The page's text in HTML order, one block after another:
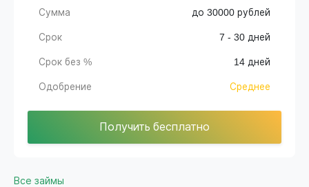
Сумма до 30000 рублей
Срок 7 - 30 дней
Срок без % 14 дней
Одобрение Среднее
Получить бесплатно
Все займы